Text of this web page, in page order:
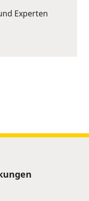
Experten